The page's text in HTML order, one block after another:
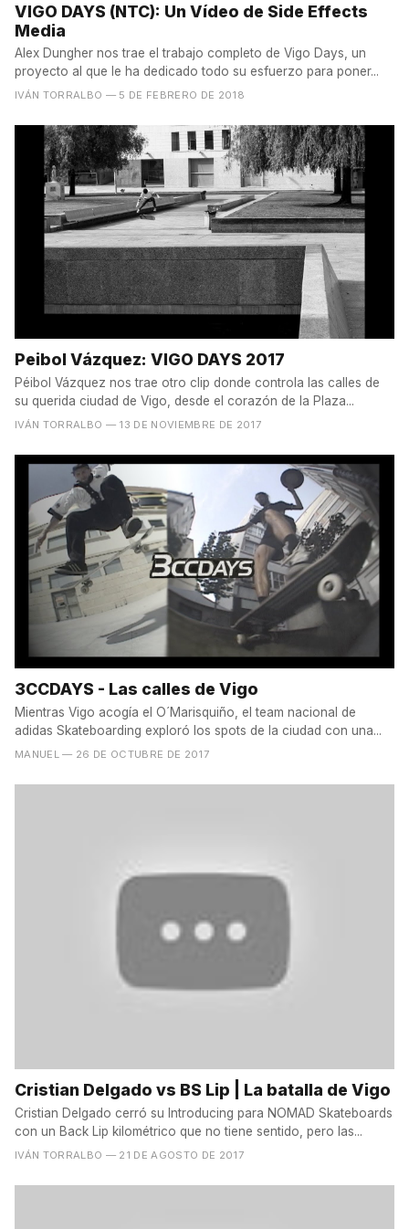
VIGO DAYS (NTC): Un Vídeo de Side Effects
Media
Alex Dungher nos trae el trabajo completo de Vigo Days, un
proyecto al que le ha dedicado todo su esfuerzo para poner...
IVÁN TORRALBO — 5 DE FEBRERO DE 2018
Peibol Vázquez: VIGO DAYS 2017
Péibol Vázquez nos trae otro clip donde controla las calles de
su querida ciudad de Vigo, desde el corazón de la Plaza...
IVÁN TORRALBO — 13 DE NOVIEMBRE DE 2017
3CCDAYS - Las calles de Vigo
Mientras Vigo acogía el O´Marisquiño, el team nacional de
adidas Skateboarding exploró los spots de la ciudad con una...
MANUEL — 26 DE OCTUBRE DE 2017
Cristian Delgado vs BS Lip | La batalla de Vigo
Cristian Delgado cerró su Introducing para NOMAD Skateboards
con un Back Lip kilométrico que no tiene sentido, pero las...
IVÁN TORRALBO — 21 DE AGOSTO DE 2017